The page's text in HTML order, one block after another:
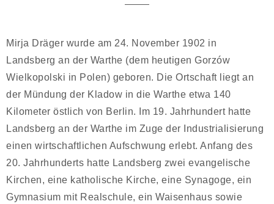
Mirja Dräger wurde am 24. November 1902 in
Landsberg an der Warthe (dem heutigen Gorzów
Wielkopolski in Polen) geboren. Die Ortschaft liegt an
der Mündung der Kladow in die Warthe etwa 140
Kilometer östlich von Berlin. Im 19. Jahrhundert hatte
Landsberg an der Warthe im Zuge der Industrialisierung
einen wirtschaftlichen Aufschwung erlebt. Anfang des
20. Jahrhunderts hatte Landsberg zwei evangelische
Kirchen, eine katholische Kirche, eine Synagoge, ein
Gymnasium mit Realschule, ein Waisenhaus sowie